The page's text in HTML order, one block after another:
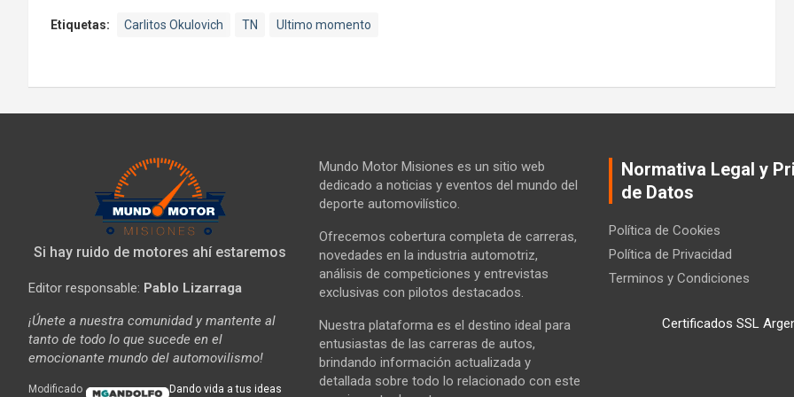
Etiquetas: Carlitos Okulovich TN Ultimo momento
Si hay ruido de motores ahí estaremos
Editor responsable: Pablo Lizarraga
¡Únete a nuestra comunidad y mantente al
tanto de todo lo que sucede en el
emocionante mundo del automovilismo!
Modificado Dando vida a tus ideas
Mundo Motor Misiones es un sitio web
dedicado a noticias y eventos del mundo del
deporte automovilístico.
Ofrecemos cobertura completa de carreras,
novedades en la industria automotriz,
análisis de competiciones y entrevistas
exclusivas con pilotos destacados.
Nuestra plataforma es el destino ideal para
entusiastas de las carreras de autos,
brindando información actualizada y
detallada sobre todo lo relacionado con este
Normativa Legal y
de Datos
Política de Cookies
Política de Privacidad
Terminos y Condiciones
Certificados SSL